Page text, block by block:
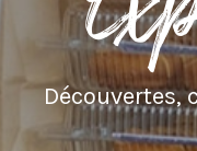
Découvertes,